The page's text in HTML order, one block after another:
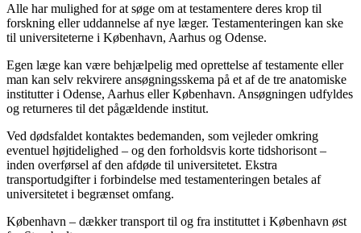
Alle har mulighed for at søge om at testamentere deres krop til
forskning eller uddannelse af nye læger. Testamenteringen kan ske
til universiteterne i København, Aarhus og Odense.
Egen læge kan være behjælpelig med oprettelse af testamente eller
man kan selv rekvirere ansøgningsskema på et af de tre anatomiske
institutter i Odense, Aarhus eller København. Ansøgningen udfyldes
og returneres til det pågældende institut.
Ved dødsfaldet kontaktes bedemanden, som vejleder omkring
eventuel højtidelighed – og den forholdsvis korte tidshorisont –
inden overførsel af den afdøde til universitetet. Ekstra
transportudgifter i forbindelse med testamenteringen betales af
universitetet i begrænset omfang.
København – dækker transport til og fra instituttet i København øst